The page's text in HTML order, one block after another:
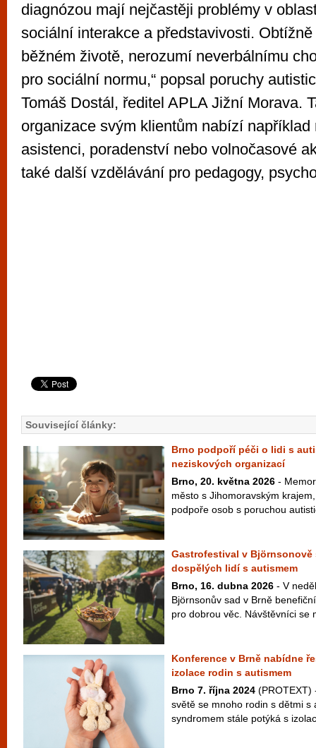
diagnózou mají nejčastěji problémy v
sociální interakce a představivosti.
běžném životě, nerozumí neverbálnímu
pro sociální normu,“ popsal poruchy
Tomáš Dostál, ředitel APLA Jižní Morava.
organizace svým klientům nabízí
asistenci, poradenství nebo volnočasové
také další vzdělávání pro pedagogy,
Související články:
Brno podpoří péči o lidi s
neziskových organizací
Brno, 20. května 2026 -
město s Jihomoravským
podpoře osob s poruchou
Gastrofestival v Björnsonově
dospělých lidí s autismem
Brno, 16. dubna 2026 - V
Björnsonův sad v Brně
pro dobrou věc. Návštěvníci se
Konference v Brně nabídne
izolace rodin s autismem
Brno 7. října 2024 (PROTEXT)
světě se mnoho rodin s dětmi s
syndromem stále potýká s